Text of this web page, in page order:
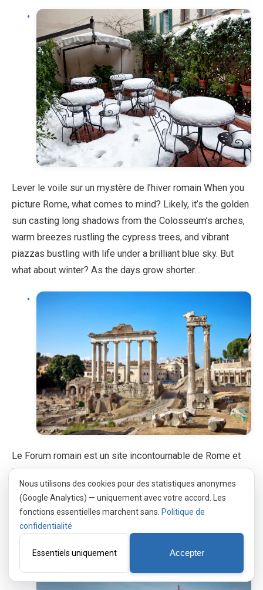
Lever le voile sur un mystère de l’hiver romain When you
picture Rome, what comes to mind? Likely, it’s the golden
sun casting long shadows from the Colosseum’s arches,
warm breezes rustling the cypress trees, and vibrant
piazzas bustling with life under a brilliant blue sky. But
what about winter? As the days grow shorter…
Le Forum romain est un site incontournable de Rome et
l’une des pièces archéologiques les plus importantes au
monde. Voici quelques conseils pour préparer votre
voyage ! Situé dans une vallée entourée par le Palatin et
le Capitole, le Forum romain est toujours impressionnant,
comme il devait l’être il y a des siècles, lorsqu’il était…
Nous utilisons des cookies pour des statistiques anonymes
(Google Analytics) — uniquement avec votre accord. Les
fonctions essentielles marchent sans. Politique de
confidentialité
Essentiels uniquement Accepter